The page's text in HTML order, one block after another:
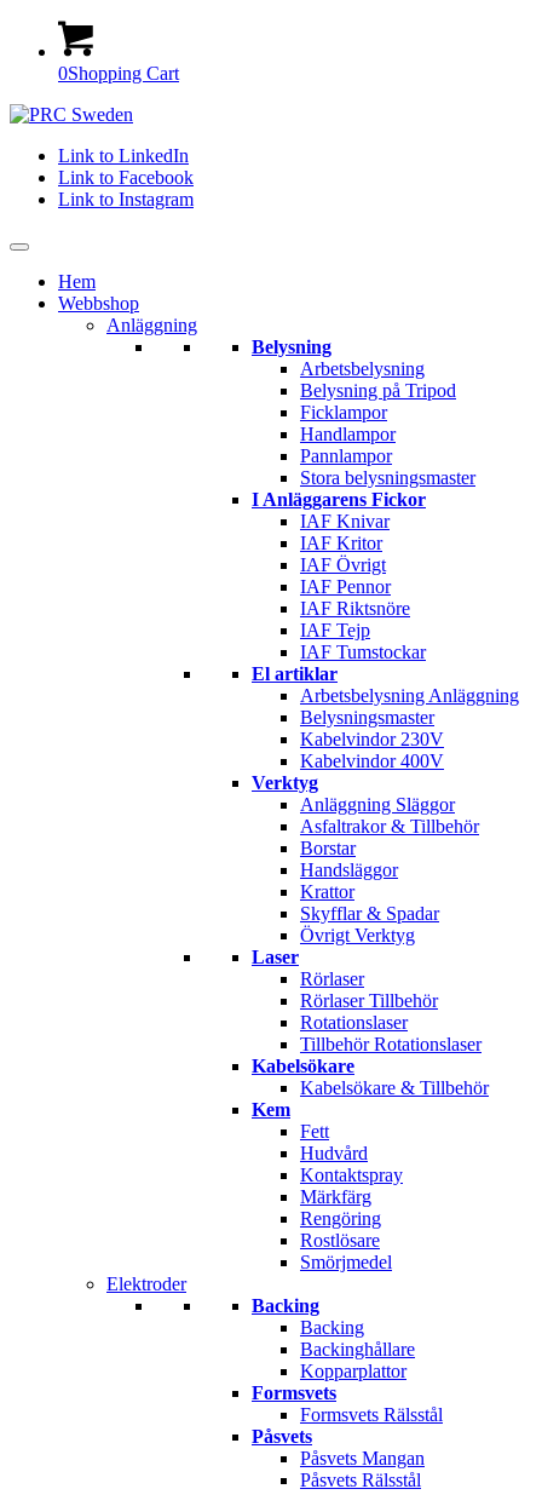
0Shopping Cart
Link to LinkedIn
Link to Facebook
Link to Instagram
Hem
Webbshop
Anläggning
Belysning
Arbetsbelysning
Belysning på Tripod
Ficklampor
Handlampor
Pannlampor
Stora belysningsmaster
I Anläggarens Fickor
IAF Knivar
IAF Kritor
IAF Övrigt
IAF Pennor
IAF Riktsnöre
IAF Tejp
IAF Tumstockar
El artiklar
Arbetsbelysning Anläggning
Belysningsmaster
Kabelvindor 230V
Kabelvindor 400V
Verktyg
Anläggning Släggor
Asfaltrakor & Tillbehör
Borstar
Handsläggor
Krattor
Skyfflar & Spadar
Övrigt Verktyg
Laser
Rörlaser
Rörlaser Tillbehör
Rotationslaser
Tillbehör Rotationslaser
Kabelsökare
Kabelsökare & Tillbehör
Kem
Fett
Hudvård
Kontaktspray
Märkfärg
Rengöring
Rostlösare
Smörjmedel
Elektroder
Backing
Backing
Backinghållare
Kopparplattor
Formsvets
Formsvets Rälsstål
Påsvets
Påsvets Mangan
Påsvets Rälsstål